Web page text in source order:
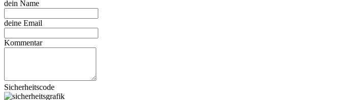
dein Name
deine Email
Kommentar
Sicherheitscode